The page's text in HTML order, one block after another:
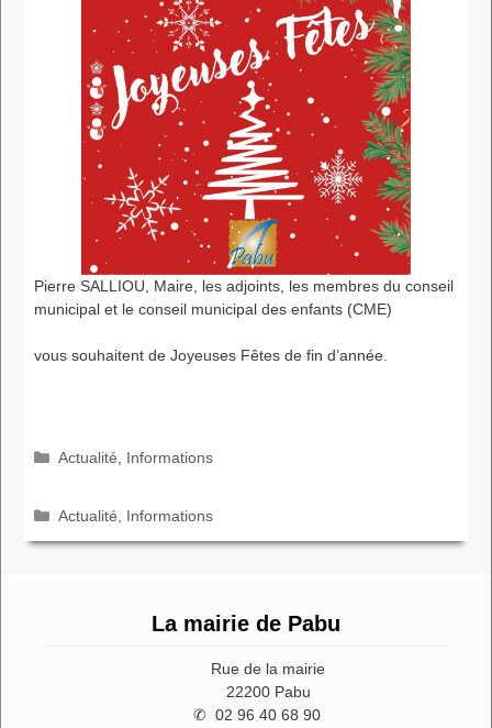
Pierre SALLIOU, Maire, les adjoints, les membres du conseil
municipal et le conseil municipal des enfants (CME)
vous souhaitent de Joyeuses Fêtes de fin d’année.
Catégories
Actualité, Informations
Catégories
Actualité, Informations
La mairie de Pabu
Rue de la mairie
22200 Pabu
✆ 02 96 40 68 90